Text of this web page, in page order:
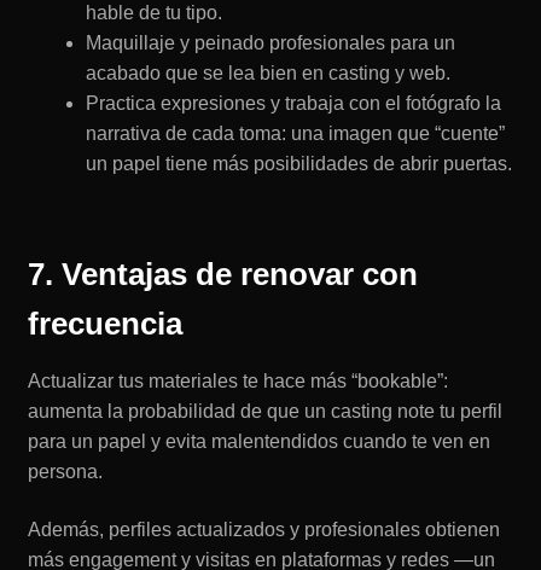
hable de tu tipo.
Maquillaje y peinado profesionales para un
acabado que se lea bien en casting y web.
Practica expresiones y trabaja con el fotógrafo la
narrativa de cada toma: una imagen que “cuente”
un papel tiene más posibilidades de abrir puertas.
7. Ventajas de renovar con
frecuencia
Actualizar tus materiales te hace más “bookable”:
aumenta la probabilidad de que un casting note tu perfil
para un papel y evita malentendidos cuando te ven en
persona.
Además, perfiles actualizados y profesionales obtienen
más engagement y visitas en plataformas y redes —un